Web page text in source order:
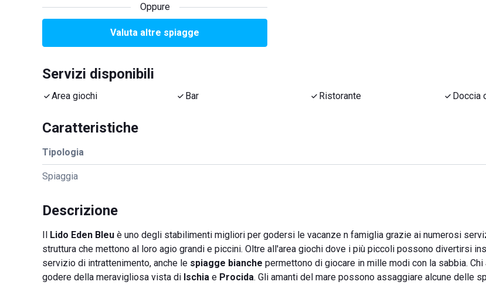
Oppure
Valuta altre spiagge
Servizi disponibili
Area giochi Bar Ristorante Doccia
Caratteristiche
Tipologia
Spiaggia
Descrizione
Il Lido Eden Bleu è uno degli stabilimenti migliori per godersi le vacanze n famiglia grazie ai numerosi
struttura che mettono al loro agio grandi e piccini. Oltre all'area giochi dove i più piccoli possono divertirsi
servizio di intrattenimento, anche le spiagge bianche permettono di giocare in mille modi con la sabbia. Chi
godere della meravigliosa vista di Ischia e Procida. Gli amanti del mare possono assaggiare alcune delle